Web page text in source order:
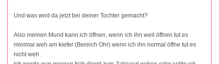
Und was wird da jetzt bei deiner Tochter gemacht?
Also meinen Mund kann ich öffnen, wenn ich ihn weit öffnen tut es
minimal weh am kiefer (Bereich Ohr) wenn ich ihn normal öffne tut es
nicht weh .